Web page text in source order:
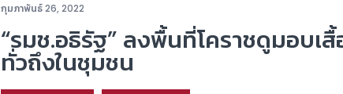
กุมภาพันธ์ 26, 2022
“รมช.อธิรัฐ” ลงพื้นที่โคราชดูมอบเ
ทั่วถึงในชุมชน